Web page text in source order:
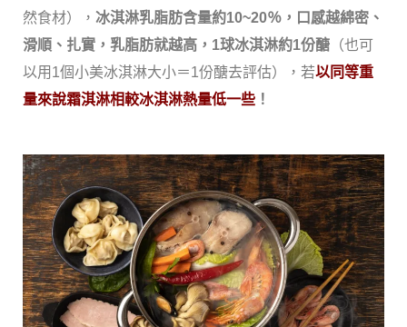
然食材）， 冰淇淋乳脂肪含量約10~20％，口感越綿密、
滑順、扎實，乳脂肪就越高， 1球冰淇淋約1份醣 （也可
以用 1個小美冰淇淋大小＝1份醣去評估），若以同等重
量來說霜淇淋相較冰淇淋熱量低一些 ！